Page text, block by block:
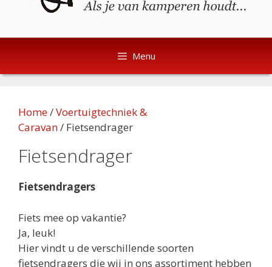
Menu
Home/Voertuigtechniek &
Caravan/ Fietsendrager
Fietsendrager
Fietsendragers
Fiets mee op vakantie?
Ja, leuk!
Hier vindt u de verschillende soorten
fietsendragers die wij in ons assortiment hebben